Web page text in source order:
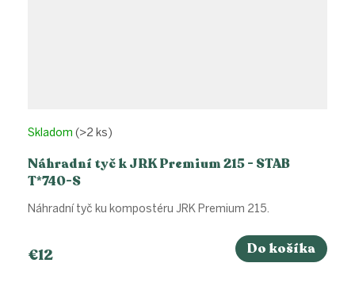
Náhradní tyč k JRK Premium 215 - STAB
T*740-S
Skladom (>2 ks)
€12 Do košíka
Náhradní tyč ku kompostéru JRK Premium 215.